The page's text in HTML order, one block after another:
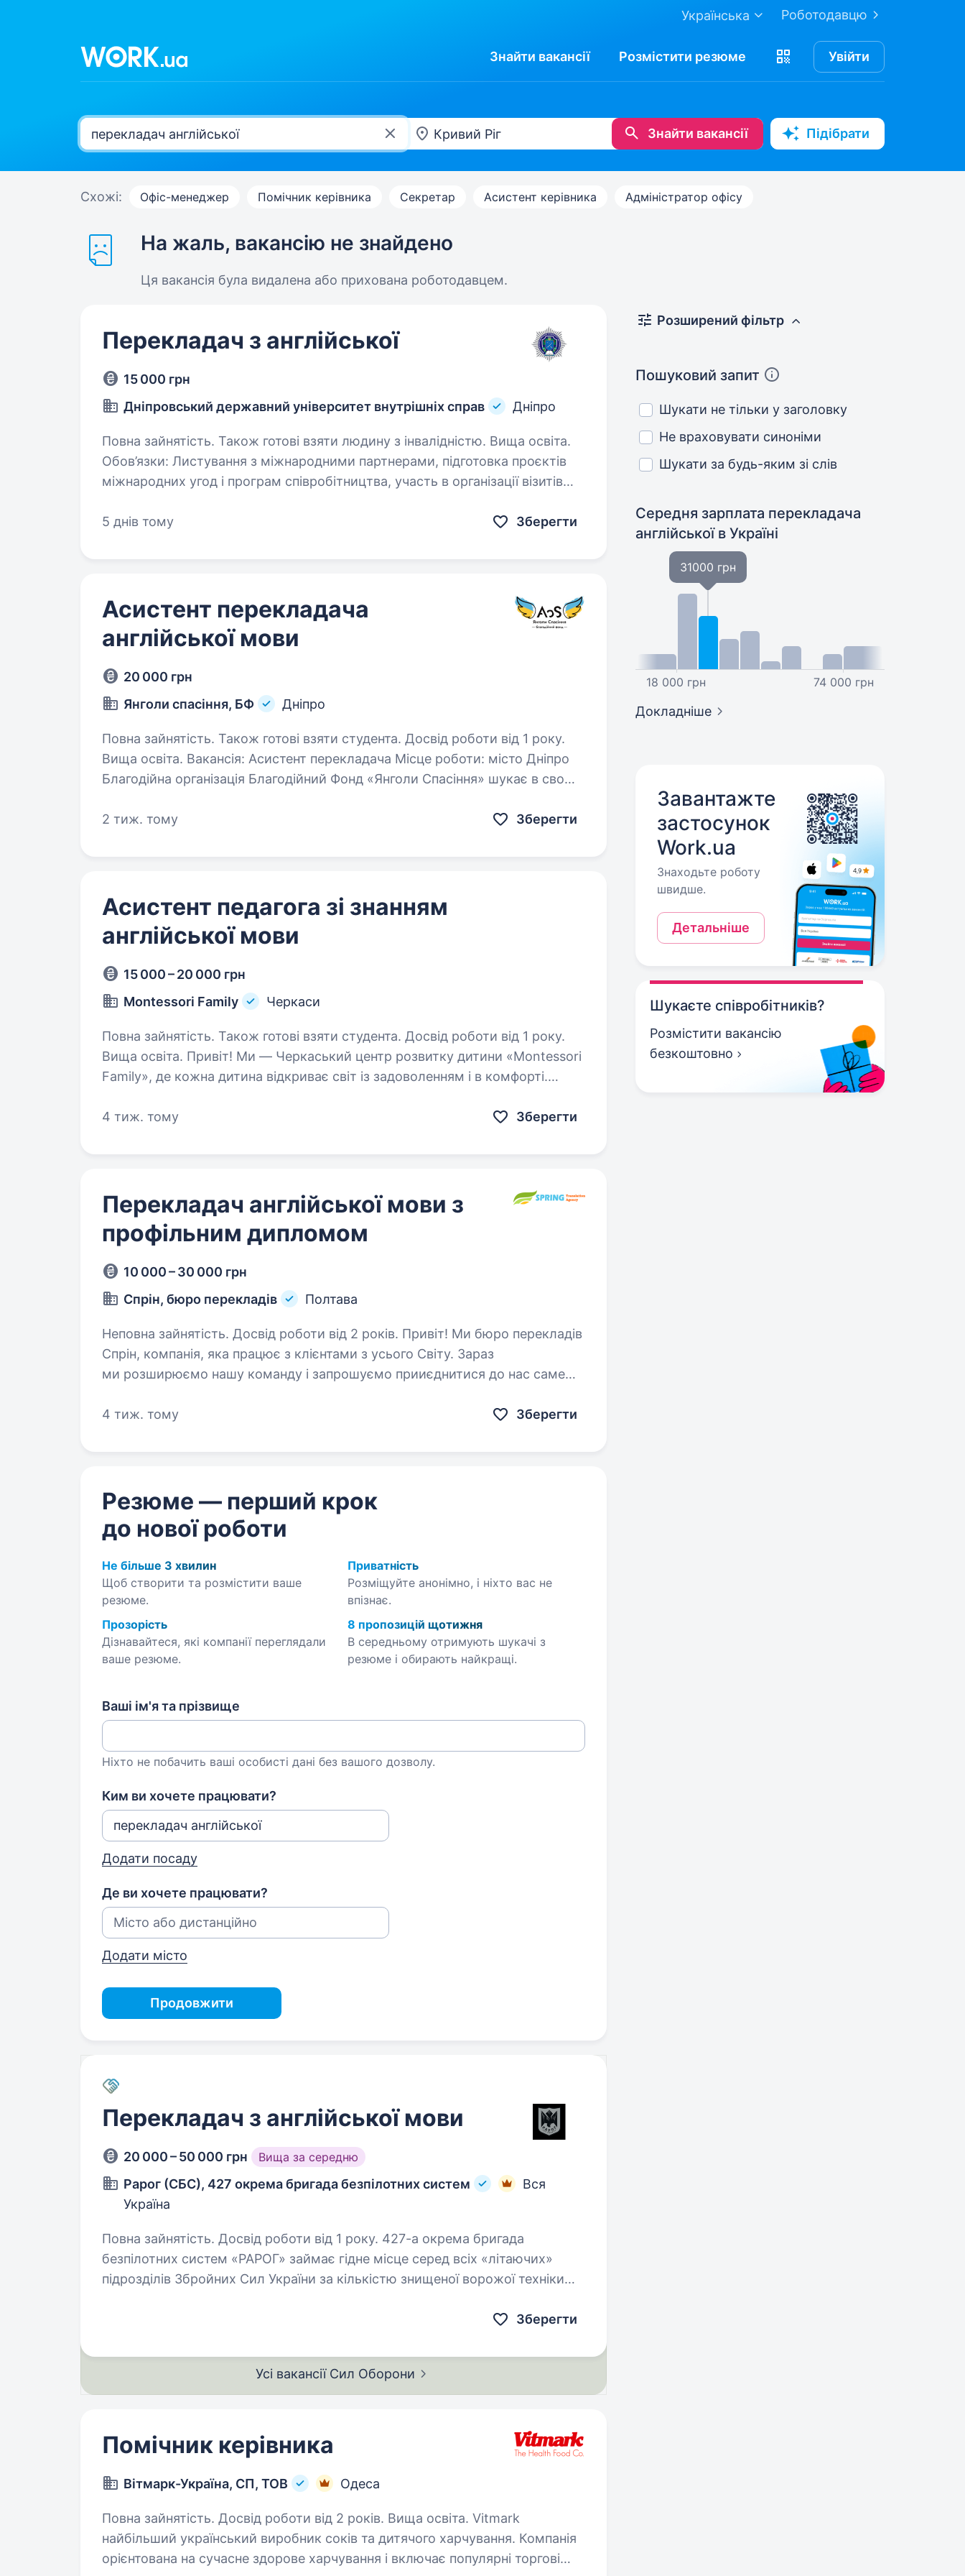
Роботодавцю
Українська
Знайти вакансії Розмістити резюме Увійти
Знайти вакансії Підібрати
Схожі: Офіс-менеджер Помічник керівника Секретар Асистент керівника Адміністратор офісу
На жаль, вакансію не знайдено
Ця вакансія була видалена або прихована роботодавцем.
Перекладач з англійської
15 000 грн
Дніпровський державний університет внутрішніх справ
Дніпро
Повна зайнятість. Також готові взяти людину з інвалідністю. Вища освіта.
Обов’язки: Листування з міжнародними партнерами, підготовка проєктів
міжнародних угод і програм співробітництва, участь в організації візитів
контактів…
5 днів тому Зберегти
Асистент перекладача
англійської мови
20 000 грн
Янголи спасіння, БФ
Дніпро
Повна зайнятість. Також готові взяти студента. Досвід роботи від 1 року.
Вища освіта. Вакансія: Асистент перекладача Місце роботи: місто Дніпро
Благодійна організація Благодійний Фонд «Янголи Спасіння» шукає в свою
родин, які постраждали…
2 тиж. тому Зберегти
Асистент педагога зі знанням
англійської мови
15 000 – 20 000 грн
Montessori Family
Черкаси
Повна зайнятість. Також готові взяти студента. Досвід роботи від 1 року.
Вища освіта. Привіт! Ми — Черкаський центр розвитку дитини «Montessori
Family», де кожна дитина відкриває світ із задоволенням і в комфорті.
в дружній і підтримуючій…
4 тиж. тому Зберегти
Перекладач англійської мови з
профільним дипломом
10 000 – 30 000 грн
Спрін, бюро перекладів
Полтава
Неповна зайнятість. Досвід роботи від 2 років. Привіт! Ми бюро перекладів
Спрін, компанія, яка працює з клієнтами з усього Світу. Зараз
ми розширюємо нашу команду і запрошуємо прииєднитися до нас саме
4 тиж. тому
Зберегти
Резюме — перший крок
до нової роботи
Не більше 3 хвилин
Щоб створити та розмістити ваше
резюме.
Приватність
Розміщуйте анонімно, і ніхто вас не
впізнає.
Прозорість
Дізнавайтеся, які компанії переглядали
ваше резюме.
8 пропозицій щотижня
В середньому отримують шукачі з
резюме і обирають найкращі.
Ваші ім'я та прізвище
Ніхто не побачить ваші особисті дані без вашого дозволу.
Ким ви хочете працювати?
Додати посаду
Де ви хочете працювати?
Додати місто
Продовжити
Перекладач з англійської мови
20 000 – 50 000 грн Вища за середню
Рарог (СБС), 427 окрема бригада безпілотних систем
Вся
Україна
Повна зайнятість. Досвід роботи від 1 року. 427-а окрема бригада
безпілотних систем «РАРОГ» займає гідне місце серед всіх «літаючих»
підрозділів Збройних Сил України за кількістю знищеної ворожої техніки
Зберегти
Усі вакансії Сил Оборони
Помічник керівника
Вітмарк-Україна, СП, ТОВ Одеса
Повна зайнятість. Досвід роботи від 2 років. Вища освіта. Vitmark
найбільший український виробник соків та дитячого харчування. Компанія
орієнтована на сучасне здорове харчування і включає популярні торгові
Розширений фільтр
Пошуковий запит
Шукати не тільки у заголовку
Не враховувати синоніми
Шукати за будь-яким зі слів
Середня зарплата перекладача
англійської в Україні
18 000 грн
31000 грн
74 000 грн
Докладніше
Завантажте
застосунок
Work.ua
Знаходьте роботу
швидше.
Детальніше
Шукаєте співробітників?
Розмістити вакансію
безкоштовно